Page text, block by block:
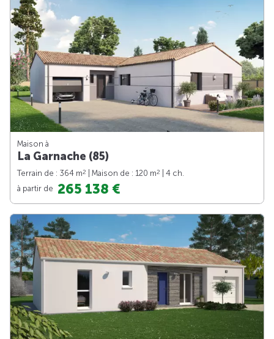
Maison à
La Garnache (85)
Terrain de : 364 m2 | Maison de : 120 m2
| 4 ch.
à partir de 265 138 €